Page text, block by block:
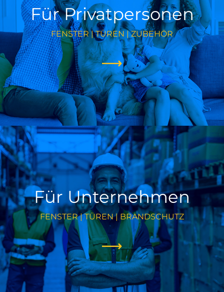
Für Privatpersonen
FENSTER | TÜREN | ZUBEHÖR
Für Unternehmen
FENSTER | TÜREN | BRANDSCHUTZ